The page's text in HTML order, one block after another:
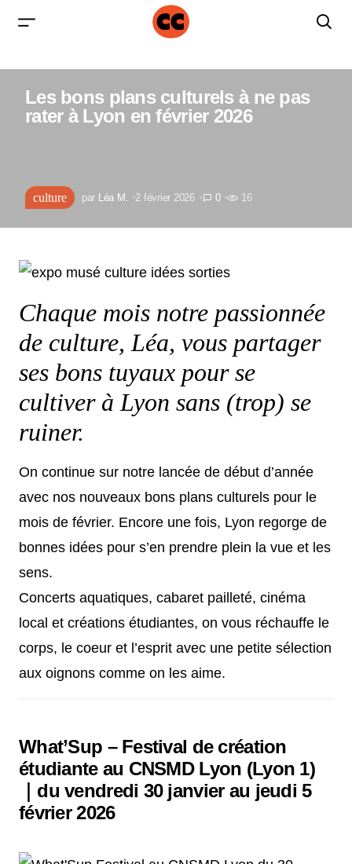
Les bons plans culturels à ne pas
rater à Lyon en février 2026
culture par Léa M. 2 février 2026 0 16
Chaque mois notre passionnée
de culture, Léa, vous partager
ses bons tuyaux pour se
cultiver à Lyon sans (trop) se
ruiner.
On continue sur notre lancée de début d’année
avec nos nouveaux bons plans culturels pour le
mois de février. Encore une fois, Lyon regorge de
bonnes idées pour s’en prendre plein la vue et les
sens.
Concerts aquatiques, cabaret pailleté, cinéma
local et créations étudiantes, on vous réchauffe le
corps, le coeur et l’esprit avec une petite sélection
aux oignons comme on les aime.
What’Sup – Festival de création
étudiante au CNSMD Lyon (Lyon 1)
｜du vendredi 30 janvier au jeudi 5
février 2026